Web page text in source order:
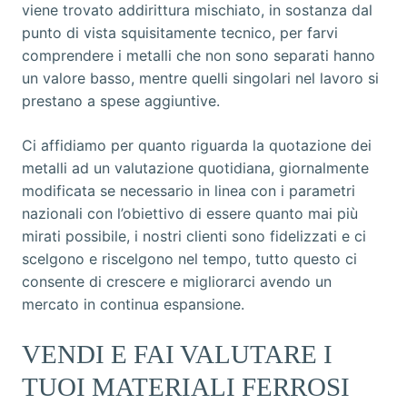
viene trovato addirittura mischiato, in sostanza dal
punto di vista squisitamente tecnico, per farvi
comprendere i metalli che non sono separati hanno
un valore basso, mentre quelli singolari nel lavoro si
prestano a spese aggiuntive.
Ci affidiamo per quanto riguarda la quotazione dei
metalli ad un valutazione quotidiana, giornalmente
modificata se necessario in linea con i parametri
nazionali con l’obiettivo di essere quanto mai più
mirati possibile, i nostri clienti sono fidelizzati e ci
scelgono e riscelgono nel tempo, tutto questo ci
consente di crescere e migliorarci avendo un
mercato in continua espansione.
VENDI E FAI VALUTARE I
TUOI MATERIALI FERROSI